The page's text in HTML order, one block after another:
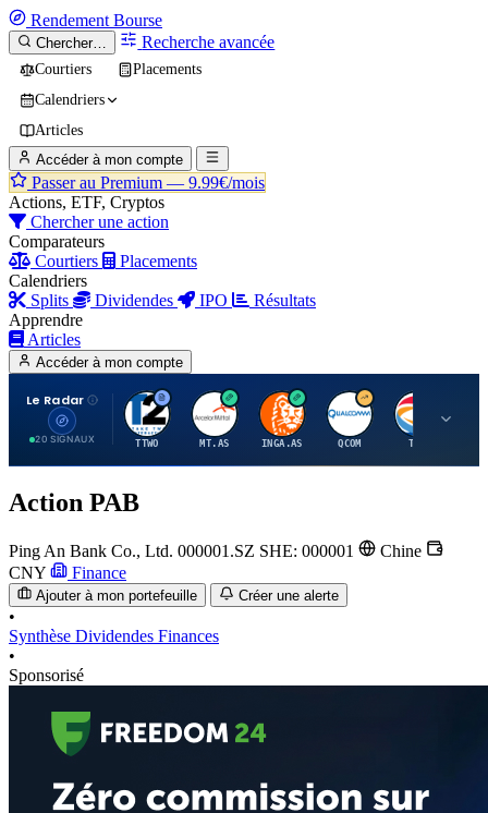
Rendement Bourse
Chercher… Recherche avancée
Courtiers
Placements
Calendriers
Articles
Accéder à mon compte
Passer au Premium — 9.99€/mois
Actions, ETF, Cryptos
Chercher une action
Comparateurs
Courtiers
Placements
Calendriers
Splits
Dividendes IPO
Résultats
Apprendre
Articles
Accéder à mon compte
Le Radar
20 SIGNAUX
T
TTWO
A
MT.AS
I
INGA.AS
Q
QCOM
T
TTE
Action PAB
Ping An Bank Co., Ltd. 000001.SZ SHE: 000001
Chine
CNY
Finance
Ajouter à mon portefeuille Créer une alerte
•
Synthèse Dividendes Finances
•
Sponsorisé